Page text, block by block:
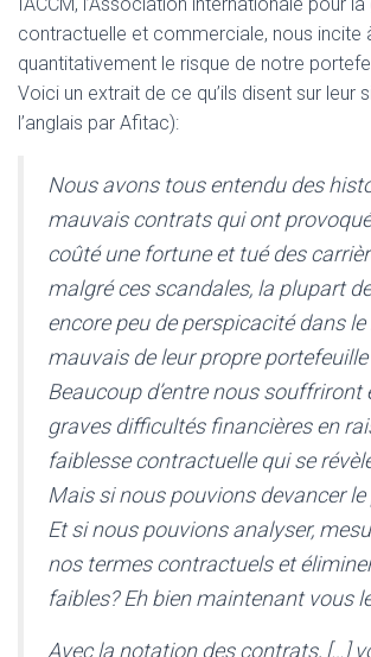
contractuelle et commerciale, nous incite
quantitativement le risque de notre
Voici un extrait de ce qu’ils disent sur leur
l’anglais par Afitac):
Nous avons tous entendu des
mauvais contrats qui ont
coûté une fortune et tué des
malgré ces scandales, la plupart
encore peu de perspicacité dans le
mauvais de leur propre
Beaucoup d’entre nous souffriront
graves difficultés financières en
faiblesse contractuelle qui se
Mais si nous pouvions devancer le
Et si nous pouvions analyser,
nos termes contractuels et
faibles? Eh bien maintenant vous
Avec la notation des contrats, […]